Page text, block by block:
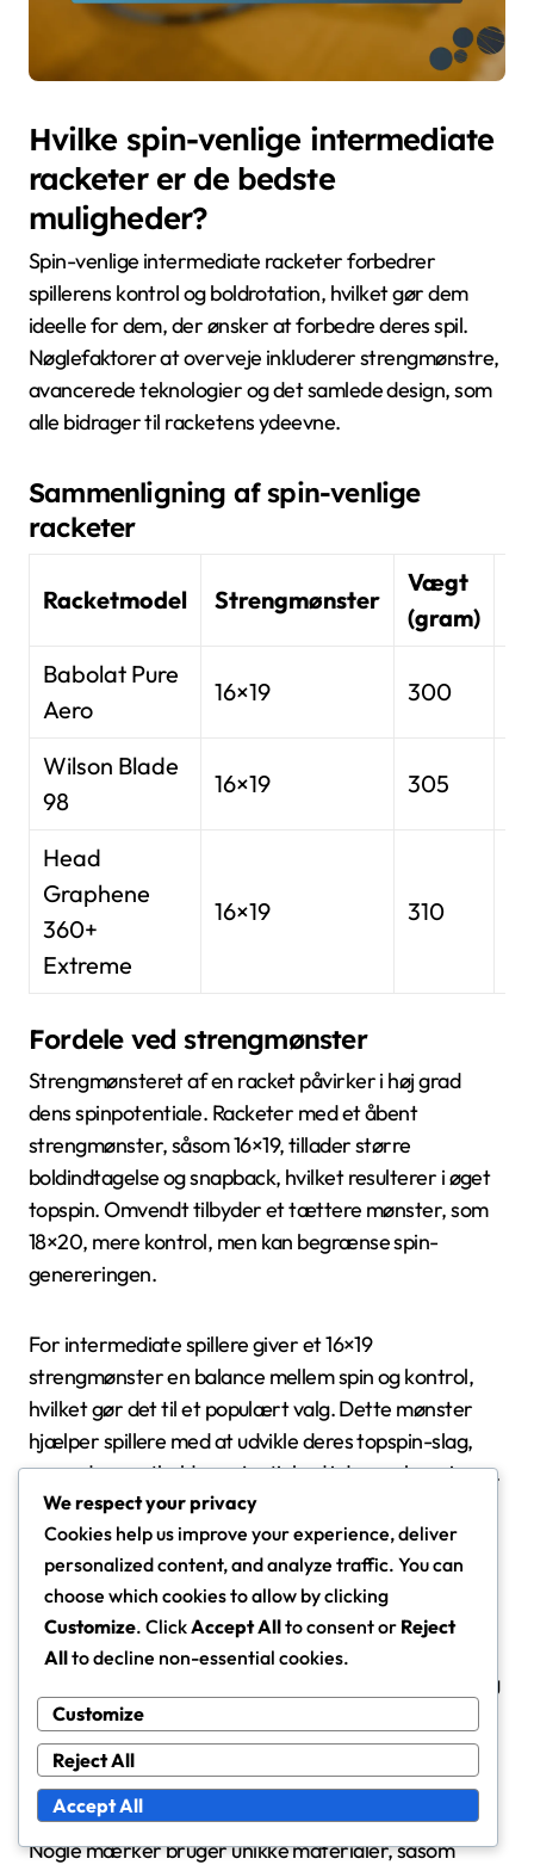
Hvilke spin-venlige intermediate
racketer er de bedste
muligheder?
Spin-venlige intermediate racketer forbedrer
spillerens kontrol og boldrotation, hvilket gør dem
ideelle for dem, der ønsker at forbedre deres spil.
Nøglefaktorer at overveje inkluderer strengmønstre,
avancerede teknologier og det samlede design, som
alle bidrager til racketens ydeevne.
Sammenligning af spin-venlige
racketer
Racketmodel Strengmønster
Vægt
(gram)
Babolat Pure
Aero
16×19 300
Wilson Blade
98
16×19 305
Head
Graphene
360+
Extreme
16×19 310
Fordele ved strengmønster
Strengmønsteret af en racket påvirker i høj grad
dens spinpotentiale. Racketer med et åbent
strengmønster, såsom 16×19, tillader større
boldindtagelse og snapback, hvilket resulterer i øget
topspin. Omvendt tilbyder et tættere mønster, som
18×20, mere kontrol, men kan begrænse spin-
genereringen.
For intermediate spillere giver et 16×19
strengmønster en balance mellem spin og kontrol,
hvilket gør det til et populært valg. Dette mønster
hjælper spillere med at udvikle deres topspin-slag,
mens de opretholder nøjagtighed i deres placeringer.
Avancerede teknologifunktioner
Moderne spin-venlige racketer inkorporerer
avancerede teknologier for at forbedre ydeevnen.
Funktioner som aerodynamiske rammedesign
reducerer modstand, hvilket muliggør hurtigere sving
og mere spin. Derudover forbedrer teknologier som
vibrationsdæmpningssystemer komfort og følelse,
hvilket er afgørende for intermediate spillere.
Nogle mærker bruger unikke materialer, såsom
We respect your privacy
Cookies help us improve your experience, deliver
personalized content, and analyze traffic. You can
choose which cookies to allow by clicking
Customize. ClickAccept Allto consent or Reject
Allto decline non-essential cookies.
Customize
Reject All
Accept All